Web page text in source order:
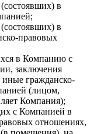
в
в
правовых
в Компанию с
заключения
иные гражданско-
(лицом,
Компания);
с Компанией в
отношениях,